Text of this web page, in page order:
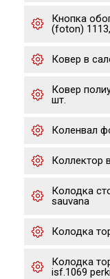
Кнопка
(foton)
Ковер в
Ковер
шт.
Коленвал
Коллектор
Колодка
sauvana
Колодка
Колодка
isf.1069